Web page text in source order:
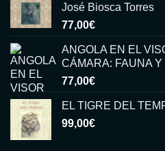
José Biosca Torres
77,00€
ANGOLA EN EL
CÁMARA: FAUNA
77,00€
EL TIGRE DEL
99,00€